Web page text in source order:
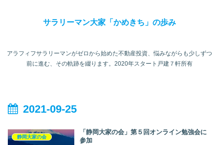
サラリーマン大家「かめきち」の歩み
アラフィフサラリーマンがゼロから始めた不動産投資、悩みながらも少しずつ
前に進む、その軌跡を綴ります。2020年スタート戸建７軒所有
2021-09-25
静岡大家の会
「静岡大家の会」第５回オンライン勉強会に
参加